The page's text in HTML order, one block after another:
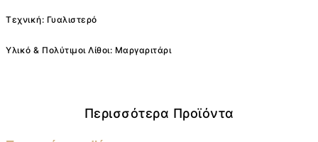
Τεχνική: Γυαλιστερό
Υλικό & Πολύτιμοι Λίθοι: Μαργαριτάρι
Περισσότερα Προϊόντα